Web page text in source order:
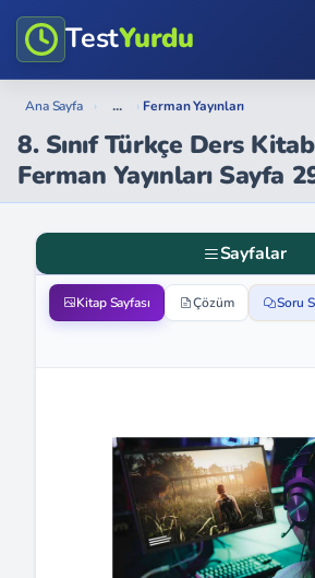
TestYurdu
Ana Sayfa › ... › Ferman Yayınları
8. Sınıf Türkçe Ders
Ferman Yayınları Sayfa
Sayfalar
Kitap Sayfası Çözüm Soru